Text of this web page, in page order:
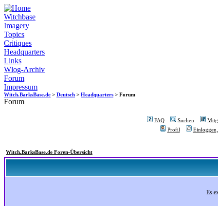
Witchbase
Imagery
Topics
Critiques
Headquarters
Links
Wlog-Archiv
Forum
Impressum
Witch.BarksBase.de > Deutsch > Headquarters > Forum
Forum
FAQ Suchen
Profil
Witch.BarksBase.de Foren-Übersicht
Es